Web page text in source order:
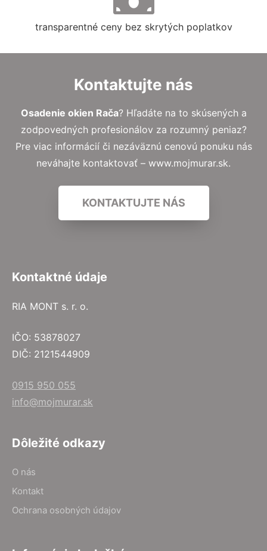
transparentné ceny bez skrytých poplatkov
Kontaktujte nás
Osadenie okien Rača? Hľadáte na to skúsených a
zodpovedných profesionálov za rozumný peniaz?
Pre viac informácií či nezáväznú cenovú ponuku nás
neváhajte kontaktovať – www.mojmurar.sk.
KONTAKTUJTE NÁS
Kontaktné údaje
RIA MONT s. r. o.
IČO: 53878027
DIČ: 2121544909
0915 950 055
info@mojmurar.sk
Dôležité odkazy
O nás
Kontakt
Ochrana osobných údajov